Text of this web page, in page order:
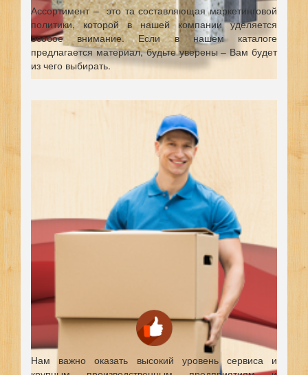
Ассортимент – это та составляющая маркетинговой
политики, которой в нашей компании уделяется
особое внимание. Если в нашем каталоге
предлагается материал, будьте уверены – Вам будет
из чего выбирать.
Нам важно оказать высокий уровень сервиса и